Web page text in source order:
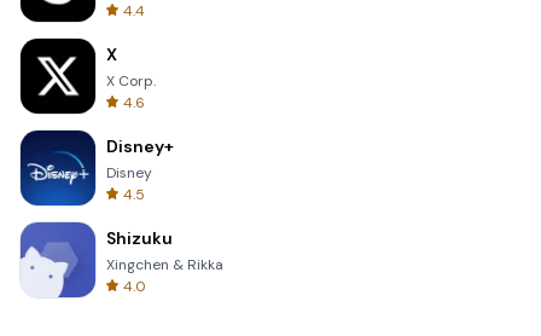
4.4
X
X Corp.
4.6
Disney+
Disney
4.5
Shizuku
Xingchen & Rikka
4.0